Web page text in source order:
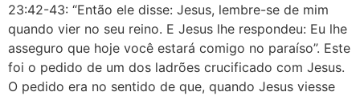
‭23:42‭-‬43‬: “Então ele disse: Jesus, lembre-se de mim
quando vier no seu reino. E Jesus lhe respondeu: Eu lhe
asseguro que hoje você estará comigo no paraíso”. Este
foi o pedido de um dos ladrões crucificado com Jesus.
O pedido era no sentido de que, quando Jesus viesse